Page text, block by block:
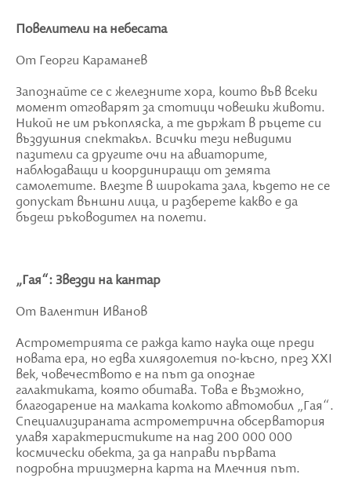
Повелители на небесата
От Георги Караманев
Запознайте се с железните хора, които във всеки
момент отговарят за стотици човешки животи.
Никой не им ръкопляска, а те държат в ръцете си
въздушния спектакъл. Всички тези невидими
пазители са другите очи на авиаторите,
наблюдаващи и координиращи от земята
самолетите. Влезте в широката зала, където не се
допускат външни лица, и разберете какво е да
бъдеш ръководител на полети.
„Гая“: Звезди на кантар
От Валентин Иванов
Астрометрията се ражда като наука още преди
новата ера, но едва хилядолетия по-късно, през XXI
век, човечеството е на път да опознае
галактиката, която обитава. Това е възможно,
благодарение на малката колкото автомобил „Гая“.
Специализираната астрометрична обсерватория
улавя характеристиките на над 200 000 000
космически обекта, за да направи първата
подробна триизмерна карта на Млечния път.